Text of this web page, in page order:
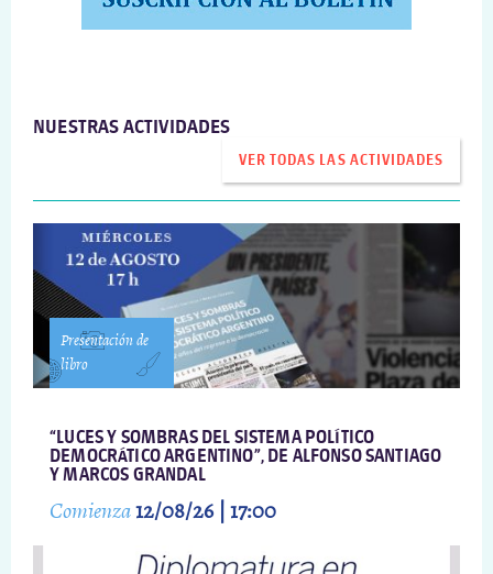
NUESTRAS ACTIVIDADES
VER TODAS LAS ACTIVIDADES
Presentación de
libro
“LUCES Y SOMBRAS DEL SISTEMA POLÍTICO
DEMOCRÁTICO ARGENTINO”, DE ALFONSO SANTIAGO
Y MARCOS GRANDAL
Comienza12/08/26 | 17:00